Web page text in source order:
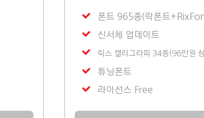
폰트 965종(락폰트
신서체 업데이트
릭스 캘리그라피 34종(96만원
튜닝폰트
라이선스 Free